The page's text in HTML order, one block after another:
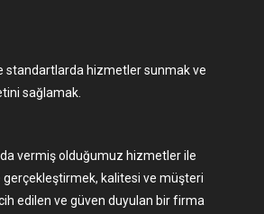
standartlarda hizmetler sunmak ve
sağlamak.
vermiş olduğumuz hizmetler ile
kalitesi ve müşteri
edilen ve güven duyulan bir firma